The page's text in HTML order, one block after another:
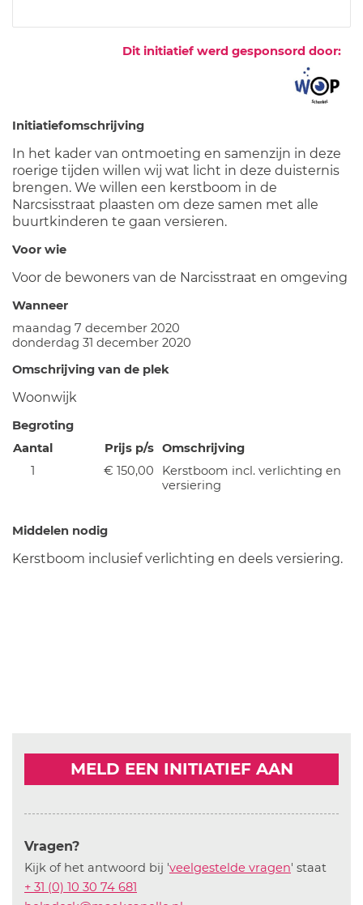
Dit initiatief werd gesponsord door:
Initiatiefomschrijving
In het kader van ontmoeting en samenzijn in deze
roerige tijden willen wij wat licht in deze duisternis
brengen. We willen een kerstboom in de
Narcsisstraat plaasten om deze samen met alle
buurtkinderen te gaan versieren.
Voor wie
Voor de bewoners van de Narcisstraat en omgeving
Wanneer
maandag 7 december 2020
donderdag 31 december 2020
Omschrijving van de plek
Woonwijk
Begroting
Aantal
Prijs p/s Omschrijving
1
€ 150,00
Kerstboom incl. verlichting en
versiering
Middelen nodig
Kerstboom inclusief verlichting en deels versiering.
MELD EEN INITIATIEF AAN
Vragen?
Kijk of het antwoord bij 'veelgestelde vragen' staat
+ 31 (0) 10 30 74 681